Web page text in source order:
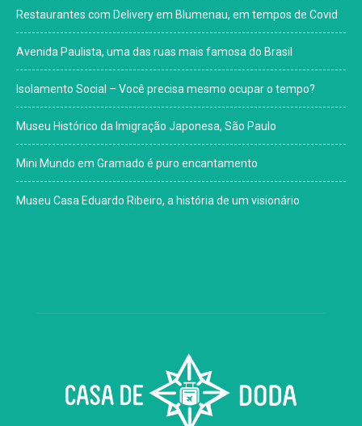
Restaurantes com Delivery em Blumenau, em tempos de Covid
Avenida Paulista, uma das ruas mais famosa do Brasil
Isolamento Social – Você precisa mesmo ocupar o tempo?
Museu Histórico da Imigração Japonesa, São Paulo
Mini Mundo em Gramado é puro encantamento
Museu Casa Eduardo Ribeiro, a história de um visionário